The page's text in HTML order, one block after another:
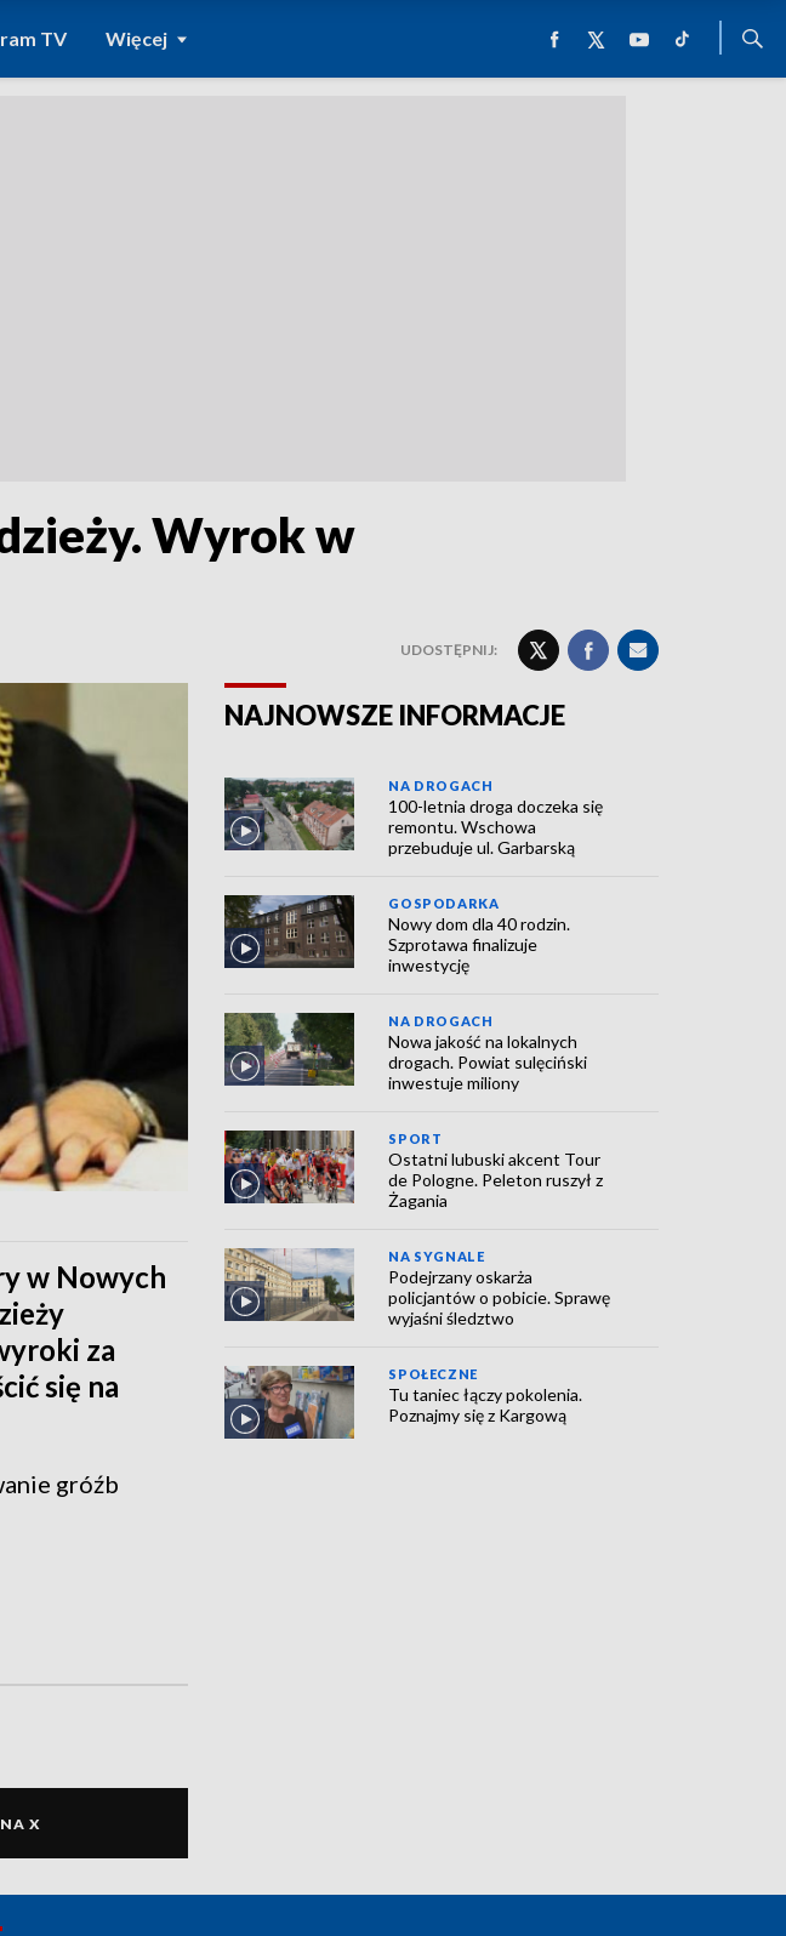
TV Więcej
Wyrok w
UDOSTĘPNIJ:
w Nowych
za
się na
gróźb
X
NAJNOWSZE INFORMACJE
NA DROGACH
100-letnia droga doczeka się
remontu. Wschowa
przebuduje ul. Garbarską
GOSPODARKA
Nowy dom dla 40 rodzin.
Szprotawa finalizuje
inwestycję
NA DROGACH
Nowa jakość na lokalnych
drogach. Powiat sulęciński
inwestuje miliony
SPORT
Ostatni lubuski akcent Tour
de Pologne. Peleton ruszył z
Żagania
NA SYGNALE
Podejrzany oskarża
policjantów o pobicie. Sprawę
wyjaśni śledztwo
SPOŁECZNE
Tu taniec łączy pokolenia.
Poznajmy się z Kargową